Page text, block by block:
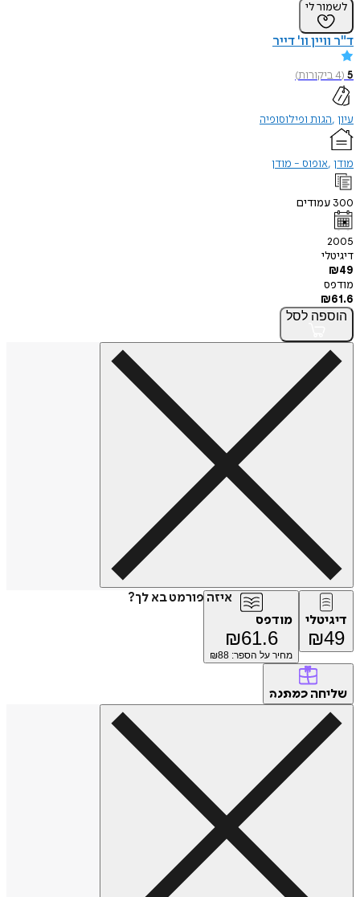
לשמור לי
ד"ר וויין וו' דייר
5
(
4ביקורות)
עיון הגות ופילוסופיה
מודן אופוס - מודן
300 עמודים
2005
דיגיטלי
₪49
מודפס
₪61.6
הוספה לסל
איזה פורמט בא לך?
דיגיטלי
₪49
מודפס
₪61.6
מחיר על הספר: ₪ 88
שליחה כמתנה